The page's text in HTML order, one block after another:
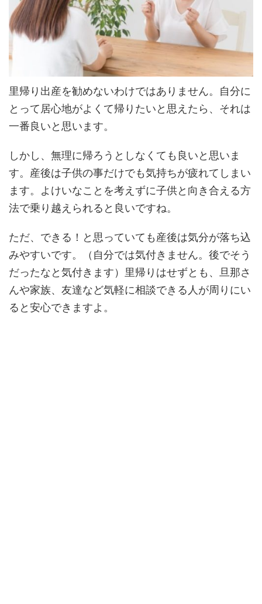
里帰り出産を勧めないわけではありません。自分に
とって居心地がよくて帰りたいと思えたら、それは
一番良いと思います。
しかし、無理に帰ろうとしなくても良いと思いま
す。産後は子供の事だけでも気持ちが疲れてしまい
ます。よけいなことを考えずに子供と向き合える方
法で乗り越えられると良いですね。
ただ、できる！と思っていても産後は気分が落ち込
みやすいです。（自分では気付きません。後でそう
だったなと気付きます）里帰りはせずとも、旦那さ
んや家族、友達など気軽に相談できる人が周りにい
ると安心できますよ。